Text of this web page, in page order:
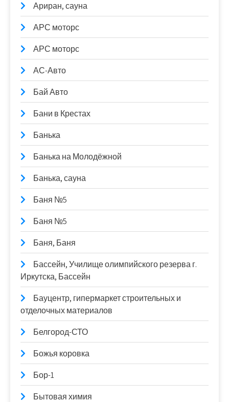
Ариран, сауна
АРС моторс
АРС моторс
АС-Авто
Бай Авто
Бани в Крестах
Банька
Банька на Молодёжной
Банька, сауна
Баня №5
Баня №5
Баня, Баня
Бассейн, Училище олимпийского резерва г.
Иркутска, Бассейн
Бауцентр, гипермаркет строительных и
отделочных материалов
Белгород-СТО
Божья коровка
Бор-1
Бытовая химия